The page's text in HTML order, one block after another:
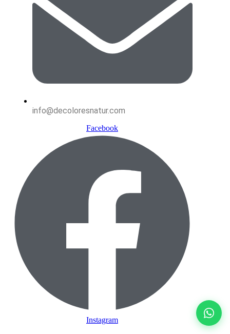
info@decoloresnatur.com
Facebook
Instagram